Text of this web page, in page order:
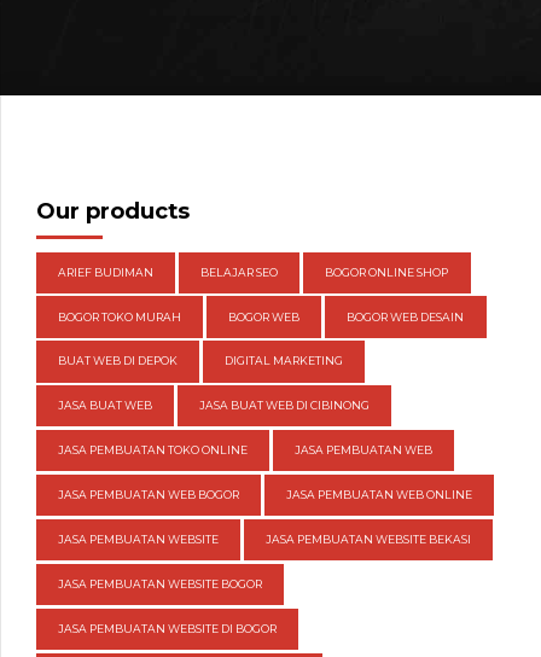
Our products
ARIEF BUDIMAN BELAJAR SEO BOGOR ONLINE SHOP
BOGOR TOKO MURAH BOGOR WEB BOGOR WEB DESAIN
BUAT WEB DI DEPOK DIGITAL MARKETING
JASA BUAT WEB JASA BUAT WEB DI CIBINONG
JASA PEMBUATAN TOKO ONLINE JASA PEMBUATAN WEB
JASA PEMBUATAN WEB BOGOR JASA PEMBUATAN WEB ONLINE
JASA PEMBUATAN WEBSITE JASA PEMBUATAN WEBSITE BEKASI
JASA PEMBUATAN WEBSITE BOGOR
JASA PEMBUATAN WEBSITE DI BOGOR